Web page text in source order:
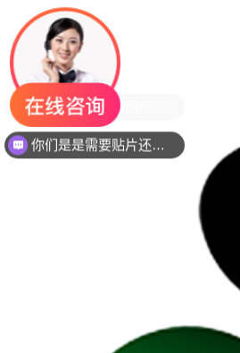
你们是是需要贴片还是插件灯珠呢？